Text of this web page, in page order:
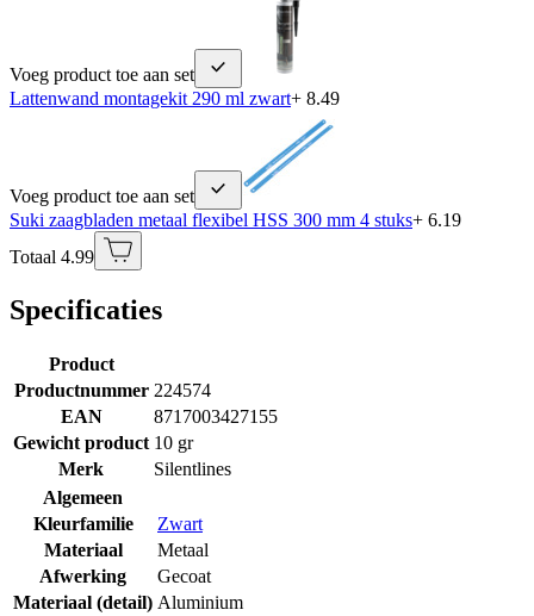
Voeg product toe aan set
Lattenwand montagekit 290 ml zwart+ 8.49
Voeg product toe aan set
Suki zaagbladen metaal flexibel HSS 300 mm 4 stuks+ 6.19
Totaal 4.99
Specificaties
Product
Productnummer 224574
EAN
8717003427155
Gewicht product 10 gr
Merk
Silentlines
Algemeen
Kleurfamilie
Zwart
Materiaal
Metaal
Afwerking
Gecoat
Materiaal (detail) Aluminium